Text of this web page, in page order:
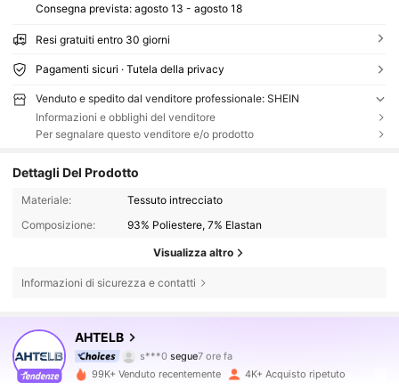
Consegna prevista: agosto 13 - agosto 18
Resi gratuiti entro 30 giorni
Pagamenti sicuri · Tutela della privacy
Venduto e spedito dal venditore professionale: SHEIN
Informazioni e obblighi del venditore
Per segnalare questo venditore e/o prodotto
Dettagli Del Prodotto
Materiale:
Tessuto intrecciato
Composizione:
93% Poliestere, 7% Elastan
Visualizza altro
Informazioni di sicurezza e contatti
AHTELB
c***asta navigando
4.64
6K Follower
99K+ Venduto recentemente 4K+ Acquisto ripetuto